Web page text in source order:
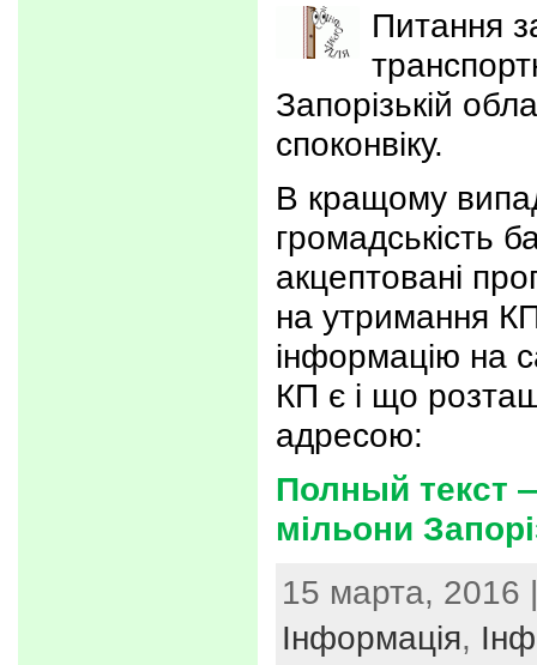
Питання
Запорізькій
споконвіку.
В кращому
громадськість
акцептовані
на утримання
інформацію на
КП є і що
адресою:
Полный текст
мільони
15 марта, 2016
Інформація,